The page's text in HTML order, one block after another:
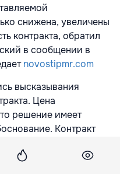
снижена, увеличены
контракта, обратил
в сообщении в
novostipmr.com
высказывания
Цена
решение имеет
Контракт
полугода